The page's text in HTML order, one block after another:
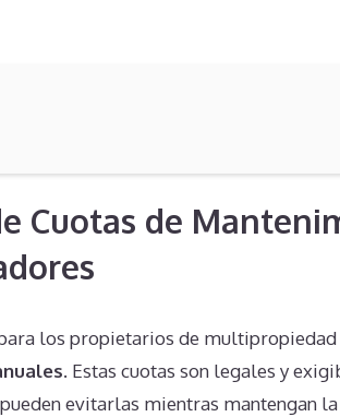
Cuotas de
los propietarios de multipropiedad
. Estas cuotas son legales y
evitarlas mientras mantengan